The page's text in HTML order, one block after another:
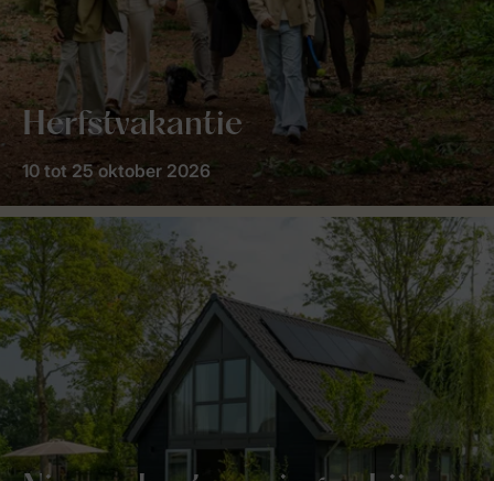
Herfstvakantie
10 tot 25 oktober 2026